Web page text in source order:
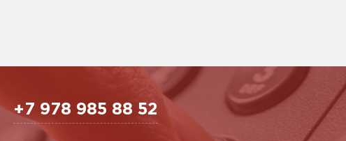
+7 978 985 88 52